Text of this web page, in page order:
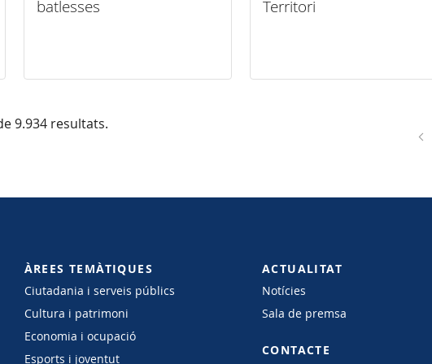
batlesses
Territori
9.934 resultats.
ÀREES TEMÀTIQUES
Ciutadania i serveis públics
Cultura i patrimoni
Economia i ocupació
Esports i joventut
ACTUALITAT
Notícies
Sala de premsa
CONTACTE